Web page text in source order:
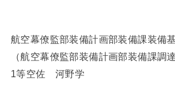
航空幕僚監部装備計画部装備課装備
（航空幕僚監部装備計画部装備課調
1等空佐 河野学